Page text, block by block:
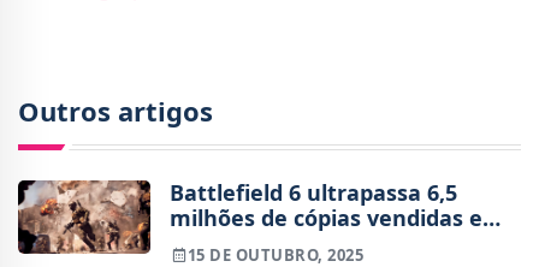
Outros artigos
Battlefield 6 ultrapassa 6,5
milhões de cópias vendidas em
apenas quatro dias
15 DE OUTUBRO, 2025